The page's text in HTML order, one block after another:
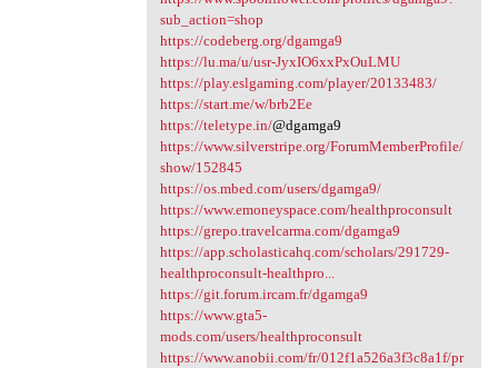
sub_action=shop
https://codeberg.org/dgamga9
https://lu.ma/u/usr-JyxIO6xxPxOuLMU
https://play.eslgaming.com/player/20133483/
https://start.me/w/brb2Ee
https://teletype.in/@dgamga9
https://www.silverstripe.org/ForumMemberProfile/
show/152845
https://os.mbed.com/users/dgamga9/
https://www.emoneyspace.com/healthproconsult
https://grepo.travelcarma.com/dgamga9
https://app.scholasticahq.com/scholars/291729-
healthproconsult-healthpro...
https://git.forum.ircam.fr/dgamga9
https://www.gta5-
mods.com/users/healthproconsult
https://www.anobii.com/fr/012f1a526a3f3c8a1f/pr